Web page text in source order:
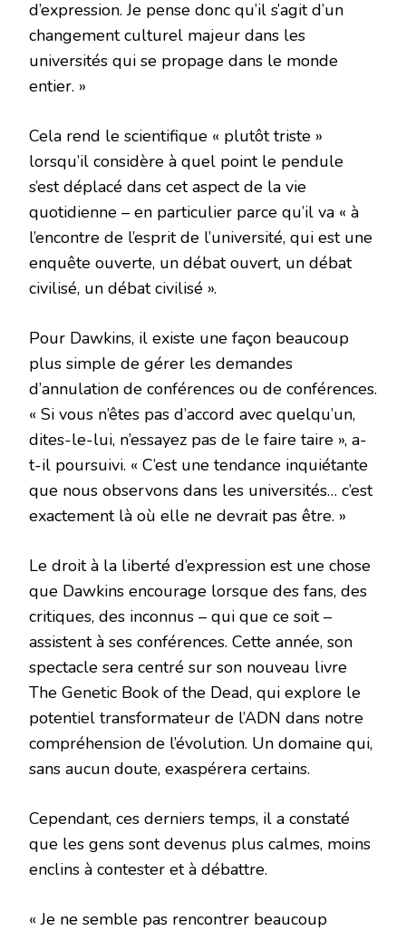
d’expression. Je pense donc qu’il s’agit d’un
changement culturel majeur dans les
universités qui se propage dans le monde
entier. »
Cela rend le scientifique « plutôt triste »
lorsqu’il considère à quel point le pendule
s’est déplacé dans cet aspect de la vie
quotidienne – en particulier parce qu’il va « à
l’encontre de l’esprit de l’université, qui est une
enquête ouverte, un débat ouvert, un débat
civilisé, un débat civilisé ».
Pour Dawkins, il existe une façon beaucoup
plus simple de gérer les demandes
d’annulation de conférences ou de conférences.
« Si vous n’êtes pas d’accord avec quelqu’un,
dites-le-lui, n’essayez pas de le faire taire », a-
t-il poursuivi. « C’est une tendance inquiétante
que nous observons dans les universités… c’est
exactement là où elle ne devrait pas être. »
Le droit à la liberté d’expression est une chose
que Dawkins encourage lorsque des fans, des
critiques, des inconnus – qui que ce soit –
assistent à ses conférences. Cette année, son
spectacle sera centré sur son nouveau livre
The Genetic Book of the Dead, qui explore le
potentiel transformateur de l’ADN dans notre
compréhension de l’évolution. Un domaine qui,
sans aucun doute, exaspérera certains.
Cependant, ces derniers temps, il a constaté
que les gens sont devenus plus calmes, moins
enclins à contester et à débattre.
« Je ne semble pas rencontrer beaucoup